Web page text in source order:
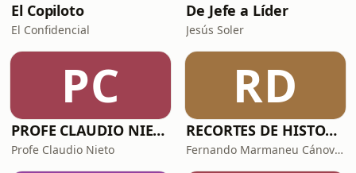
El Copiloto
El Confidencial
De Jefe a Líder
Jesús Soler
PC
PROFE CLAUDIO NIETO
Profe Claudio Nieto
RD
RECORTES DE HISTORIA Y CIENCIA
Fernando Marmaneu Cánovas